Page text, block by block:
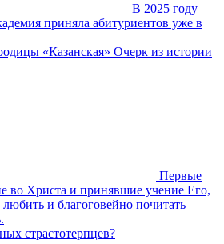
В 2025 году
приняла абитуриентов уже в
«Казанская» Очерк из истории
Первые
во Христа и принявшие учение Его,
и благоговейно почитать
страстотерпцев?